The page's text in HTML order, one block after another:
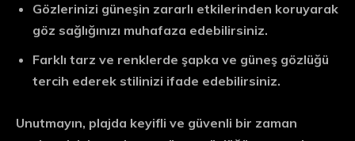
Gözlerinizi güneşin zararlı etkilerinden koruyarak
göz sağlığınızı muhafaza edebilirsiniz.
Farklı tarz ve renklerde şapka ve güneş gözlüğü
tercih ederek stilinizi ifade edebilirsiniz.
Unutmayın, plajda keyifli ve güvenli bir zaman